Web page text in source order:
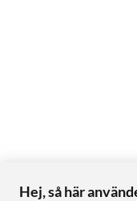
Hej, så här